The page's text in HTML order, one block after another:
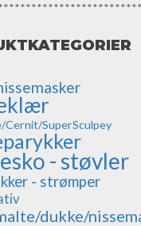
Cernit/SuperSculpey
- støvler
- strømper
dukke/